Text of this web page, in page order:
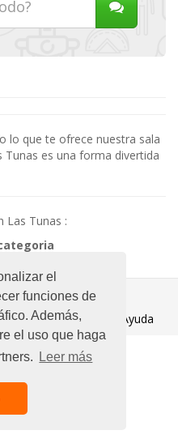
el
funciones de
Además,
el uso que haga
Leer más
lo que te ofrece nuestra sala
Tunas es una forma divertida
Las Tunas :
Aviso legal
Ayuda